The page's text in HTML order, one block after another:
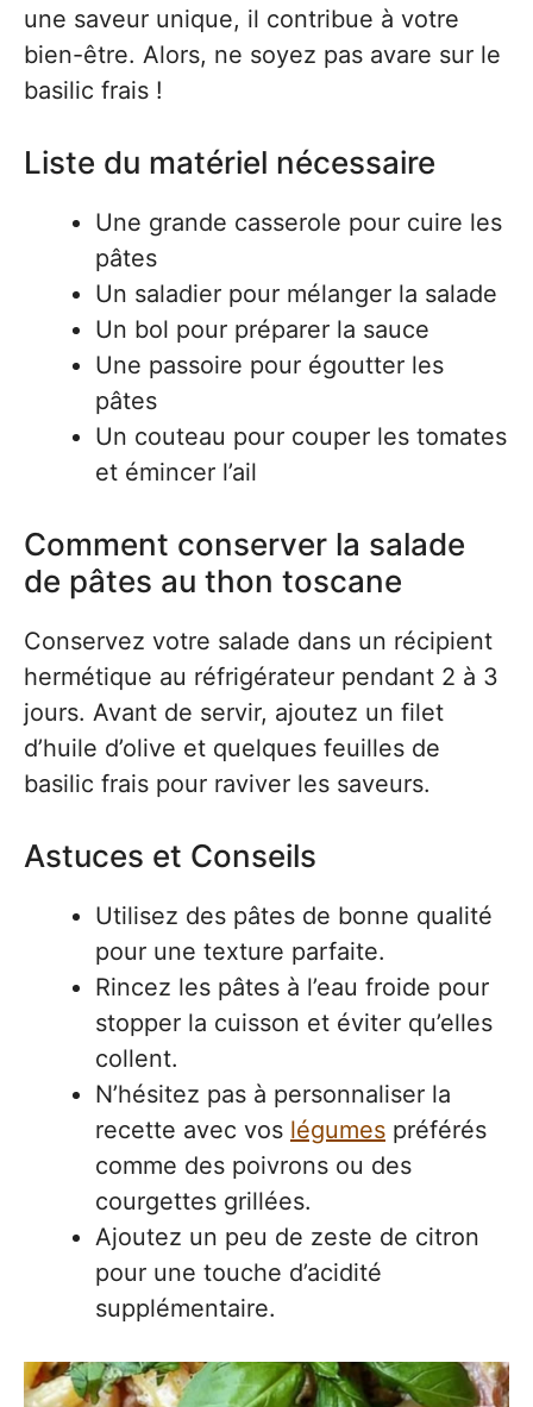
une saveur unique, il contribue à votre
bien-être. Alors, ne soyez pas avare sur le
basilic frais !
Liste du matériel nécessaire
Une grande casserole pour cuire les
pâtes
Un saladier pour mélanger la salade
Un bol pour préparer la sauce
Une passoire pour égoutter les
pâtes
Un couteau pour couper les tomates
et émincer l’ail
Comment conserver la salade
de pâtes au thon toscane
Conservez votre salade dans un récipient
hermétique au réfrigérateur pendant 2 à 3
jours. Avant de servir, ajoutez un filet
d’huile d’olive et quelques feuilles de
basilic frais pour raviver les saveurs.
Astuces et Conseils
Utilisez des pâtes de bonne qualité
pour une texture parfaite.
Rincez les pâtes à l’eau froide pour
stopper la cuisson et éviter qu’elles
collent.
N’hésitez pas à personnaliser la
recette avec vos légumes préférés
comme des poivrons ou des
courgettes grillées.
Ajoutez un peu de zeste de citron
pour une touche d’acidité
supplémentaire.